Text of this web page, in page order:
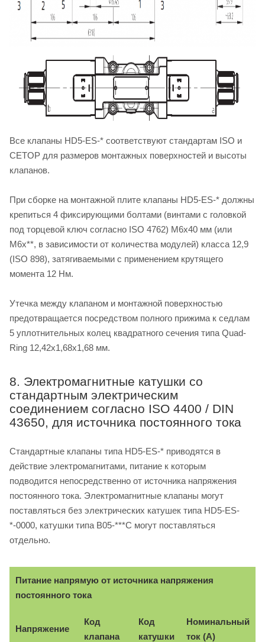
Все клапаны HD5-ES-* соответствуют стандартам ISO и
CETOP для размеров монтажных поверхностей и высоты
клапанов.
При сборке на монтажной плите клапаны HD5-ES-* должны
крепиться 4 фиксирующими болтами (винтами с головкой
под торцевой ключ согласно ISO 4762) M6х40 мм (или
M6х**, в зависимости от количества модулей) класса 12,9
(ISO 898), затягиваемыми с применением крутящего
момента 12 Нм.
Утечка между клапаном и монтажной поверхностью
предотвращается посредством полного прижима к седлам
5 уплотнительных колец квадратного сечения типа Quad-
Ring 12,42х1,68х1,68 мм.
8. Электромагнитные катушки со
стандартным электрическим
соединением согласно ISO 4400 / DIN
43650, для источника постоянного тока
Стандартные клапаны типа HD5-ES-* приводятся в
действие электромагнитами, питание к которым
подводится непосредственно от источника напряжения
постоянного тока. Электромагнитные клапаны могут
поставляться без электрических катушек типа HD5-ES-
*-0000, катушки типа B05-***C могут поставляться
отдельно.
Питание напрямую от источника напряжения
постоянного тока
Напряжение
Код
клапана
Код
катушки
Номинальный
ток (A)